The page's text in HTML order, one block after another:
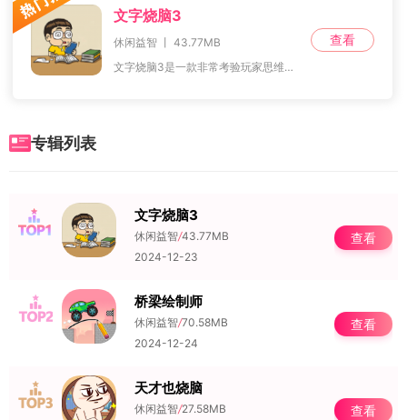
文字烧脑3
休闲益智 丨 43.77MB
文字烧脑3是一款非常考验玩家思维敏捷度和脑筋急转弯能力的游戏。在游戏中，玩家需要解答系统提供的各种问题，十分注重个人的思维灵活性和应变能力，挑战性极高，没有一
查看
专辑列表
NO.1 文字烧脑3
休闲益智/43.77MB
2024-12-23
查看
NO.2 桥梁绘制师
休闲益智/70.58MB
2024-12-24
查看
NO.3 天才也烧脑
休闲益智/27.58MB
查看